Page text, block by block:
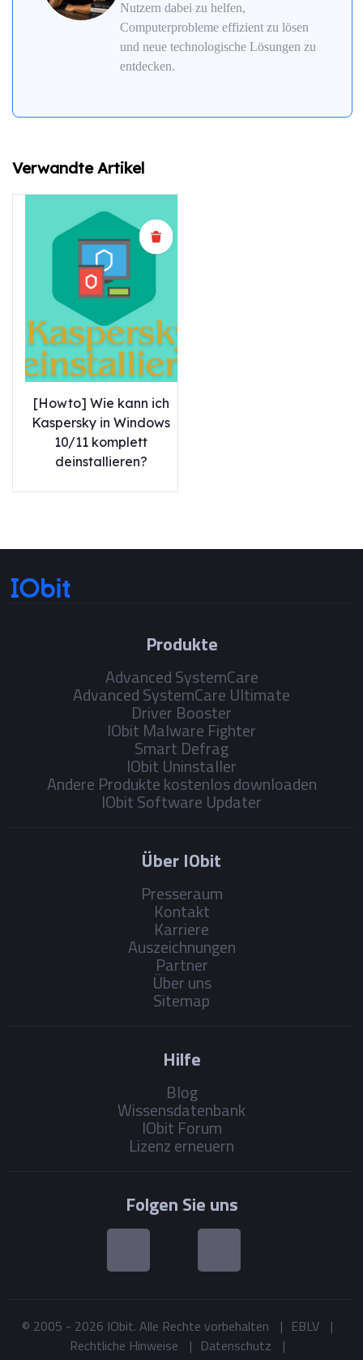
Nutzern dabei zu helfen,
Computerprobleme effizient zu lösen
und neue technologische Lösungen zu
entdecken.
Verwandte Artikel
[Howto] Wie kann ich
Kaspersky in Windows
10/11 komplett
deinstallieren?
Produkte
Advanced SystemCare
Advanced SystemCare Ultimate
Driver Booster
IObit Malware Fighter
Smart Defrag
IObit Uninstaller
Andere Produkte kostenlos downloaden
IObit Software Updater
Über IObit
Presseraum
Kontakt
Karriere
Auszeichnungen
Partner
Über uns
Sitemap
Hilfe
Blog
Wissensdatenbank
IObit Forum
Lizenz erneuern
Folgen Sie uns
© 2005 - 2026 IObit. Alle Rechte vorbehalten | EBLV
|
Rechtliche Hinweise
| Datenschutz
|